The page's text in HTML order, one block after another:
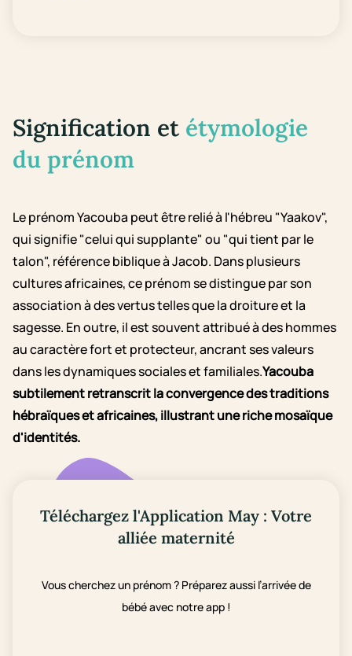
Signification et étymologie
du prénom
Le prénom Yacouba peut être relié à l'hébreu "Yaakov",
qui signifie "celui qui supplante" ou "qui tient par le
talon", référence biblique à Jacob. Dans plusieurs
cultures africaines, ce prénom se distingue par son
association à des vertus telles que la droiture et la
sagesse. En outre, il est souvent attribué à des hommes
au caractère fort et protecteur, ancrant ses valeurs
dans les dynamiques sociales et familiales.Yacouba
subtilement retranscrit la convergence des traditions
hébraïques et africaines, illustrant une riche mosaïque
d'identités.
Téléchargez l'Application May : Votre
alliée maternité
Vous cherchez un prénom ? Préparez aussi l’arrivée de
bébé avec notre app !